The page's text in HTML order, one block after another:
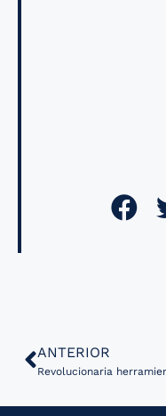
ANTERIOR